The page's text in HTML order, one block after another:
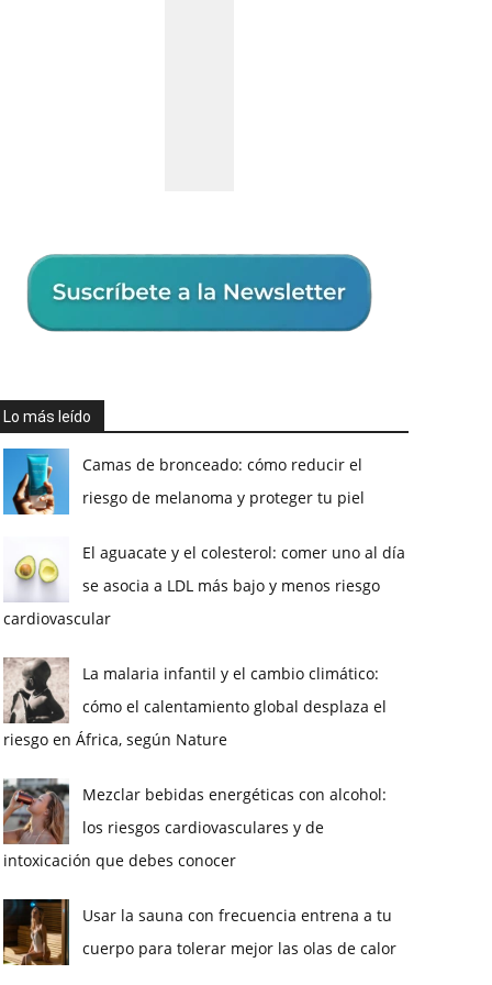
Lo más leído
Camas de bronceado: cómo reducir el
riesgo de melanoma y proteger tu piel
El aguacate y el colesterol: comer uno al día
se asocia a LDL más bajo y menos riesgo
cardiovascular
La malaria infantil y el cambio climático:
cómo el calentamiento global desplaza el
riesgo en África, según Nature
Mezclar bebidas energéticas con alcohol:
los riesgos cardiovasculares y de
intoxicación que debes conocer
Usar la sauna con frecuencia entrena a tu
cuerpo para tolerar mejor las olas de calor